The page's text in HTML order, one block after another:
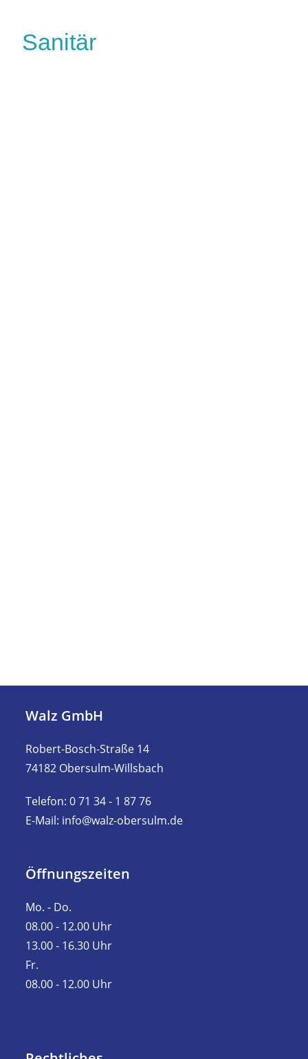
Sanitär
Walz GmbH
Robert-Bosch-Straße 14
74182 Obersulm-Willsbach
Telefon: 0 71 34 - 1 87 76
E-Mail: info@walz-obersulm.de
Öffnungszeiten
Mo. - Do.
08.00 - 12.00 Uhr
13.00 - 16.30 Uhr
Fr.
08.00 - 12.00 Uhr